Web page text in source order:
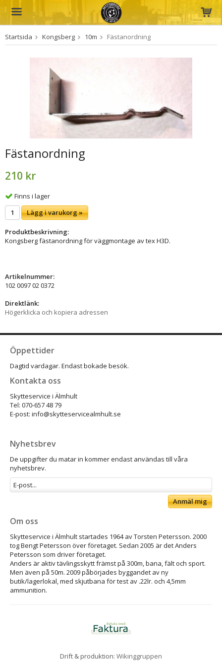
Produkten har blivit tillagd i varukorgen
Startsida Kongsberg 10m Fästanordning
Fästanordning
210 kr
Finns i lager
Lägg i varukorg »
Produktbeskrivning:
Kongsberg fästanordning för väggmontage av tex H3D.
Artikelnummer:
102 0097 02 0372
Direktlänk:
Högerklicka och kopiera adressen
Öppettider
Dagtid vardagar. Endast bokade besök.
Kontakta oss
Skytteservice i Älmhult
Tel: 070-657 48 79
E-post: info@skytteservicealmhult.se
Nyhetsbrev
De uppgifter du matar in kommer endast användas till våra
nyhetsbrev.
Anmäl mig
Om oss
Skytteservice i Älmhult startades 1964 av Torsten Petersson. 2000
tog Bengt Petersson över företaget. Sedan 2005 är det Anders
Petersson som driver företaget.
Anders är aktiv tävlingsskytt främst på 300m, bana, fält och sport.
Men även på 50m. 2009 påbörjades byggandet av ny
butik/lagerlokal, med skjutbana för test av .22lr. och 4,5mm
ammunition.
Drift & produktion: Wikinggruppen